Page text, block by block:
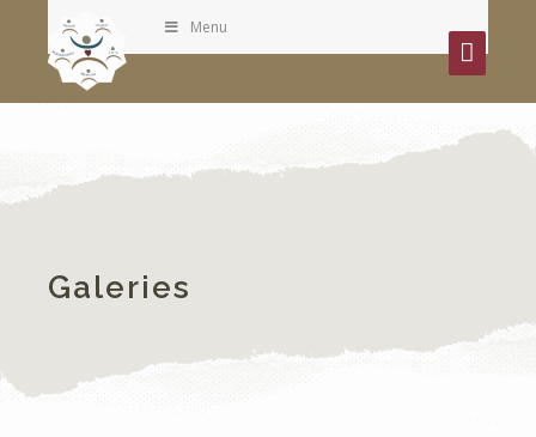
Menu
Galeries